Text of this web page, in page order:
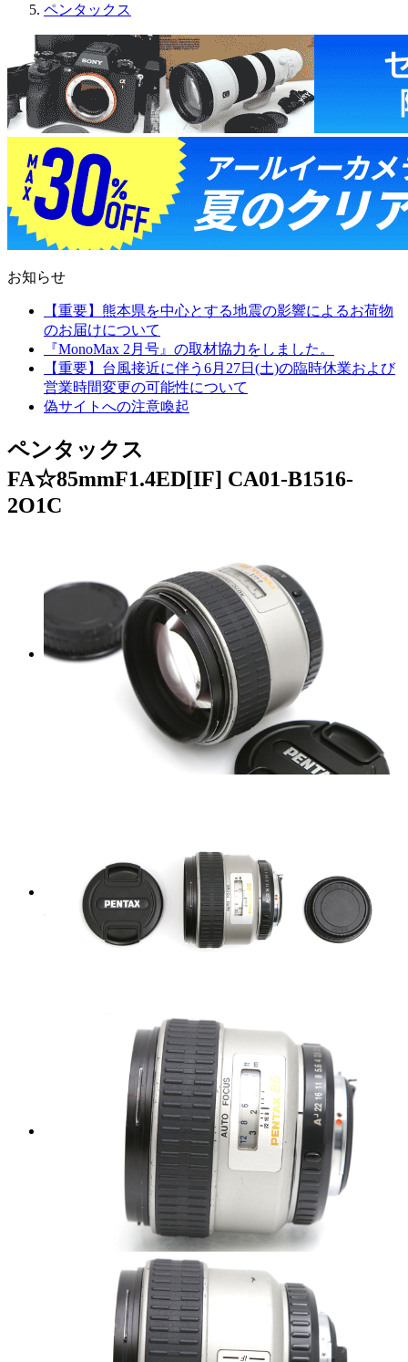
ペンタックス
お知らせ
【重要】熊本県を中心とする地震の影響によるお荷物
のお届けについて
『MonoMax 2月号』の取材協力をしました。
【重要】台風接近に伴う6月27日(土)の臨時休業および
営業時間変更の可能性について
偽サイトへの注意喚起
ペンタックス
FA☆85mmF1.4ED[IF] CA01-B1516-
2O1C